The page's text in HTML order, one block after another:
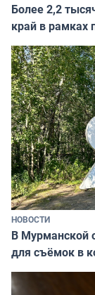
Более 2,2
край в рамках
НОВОСТИ
В Мурманской
для съёмок в